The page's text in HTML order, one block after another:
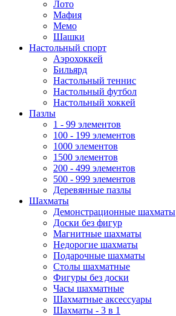
Лото
Мафия
Мемо
Шашки
Настольный спорт
Аэрохоккей
Бильярд
Настольный теннис
Настольный футбол
Настольный хоккей
Пазлы
1 - 99 элементов
100 - 199 элементов
1000 элементов
1500 элементов
200 - 499 элементов
500 - 999 элементов
Деревянные пазлы
Шахматы
Демонстрационные шахматы
Доски без фигур
Магнитные шахматы
Недорогие шахматы
Подарочные шахматы
Столы шахматные
Фигуры без доски
Часы шахматные
Шахматные аксессуары
Шахматы - 3 в 1